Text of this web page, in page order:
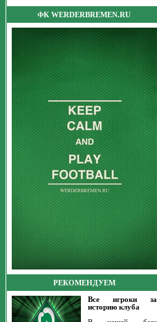
ФК WERDERBREMEN.RU
РЕКОМЕНДУЕМ
Все игроки за
историю клуба